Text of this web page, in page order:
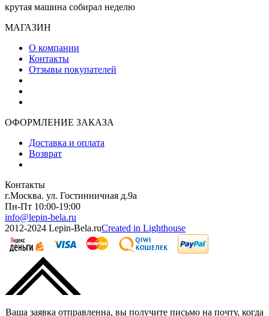
крутая машина собирал неделю
МАГАЗИН
О компании
Контакты
Отзывы покупателей
ОФОРМЛЕНИЕ ЗАКАЗА
Доставка и оплата
Возврат
Контакты
г.Москва. ул. Гостинничная д.9а
Пн-Пт 10:00-19:00
info@lepin-bela.ru
2012-2024 Lepin-Bela.ruCreated in Lighthouse
Ваша заявка отправленна, вы получите письмо на почту, когда